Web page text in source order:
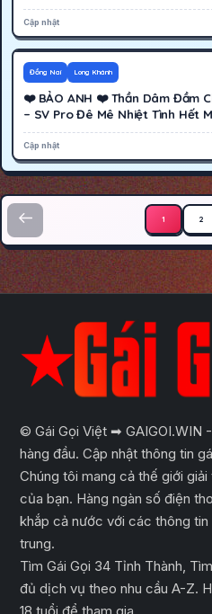
Cập nhật
250K
Đồng Nai Long Khánh
❤️ BẢO ANH ❤️ Thần Dâm Đầm
– SV Pro Đê Mê Nhiệt Tình Hết
Cập nhật
Phân trang bài viết
1 2
© Gái Gọi Việt ➡ GAIGOI.WIN
hàng đầu. Cập nhật thông tin
Chúng tôi mang cả thế giới
của bạn. Hàng ngàn số điện
khắp cả nước với các thông
trung.
Tìm Gái Gọi 34 Tỉnh Thành,
đủ dịch vụ theo nhu cầu A-Z.
18 tuổi để tham gia.